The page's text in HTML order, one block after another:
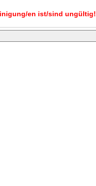
en ist/sind ungültig!